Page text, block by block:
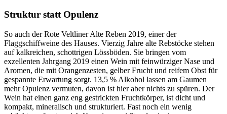
Struktur statt Opulenz
So auch der Rote Veltliner Alte Reben 2019, einer der
Flaggschiffweine des Hauses. Vierzig Jahre alte Rebstöcke stehen
auf kalkreichen, schottrigen Lössböden. Sie bringen vom
exzellenten Jahrgang 2019 einen Wein mit feinwürziger Nase und
Aromen, die mit Orangenzesten, gelber Frucht und reifem Obst für
gespannte Erwartung sorgt. 13,5 % Alkohol lassen am Gaumen
mehr Opulenz vermuten, davon ist hier aber nichts zu spüren. Der
Wein hat einen ganz eng gestrickten Fruchtkörper, ist dicht und
kompakt, mineralisch und strukturiert. Fast noch ein wenig